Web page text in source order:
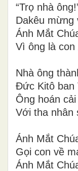
“Trọ nhà
Dakêu mừng
Ánh Mắt
Vì ông là con
Nhà ông
Đức Kitô ban
Ông hoán
Với tha nhân
Ánh Mắt
Gọi con về
Ánh Mắt